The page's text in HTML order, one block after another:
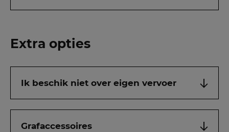
Extra opties
Ik beschik niet over eigen vervoer
Grafaccessoires